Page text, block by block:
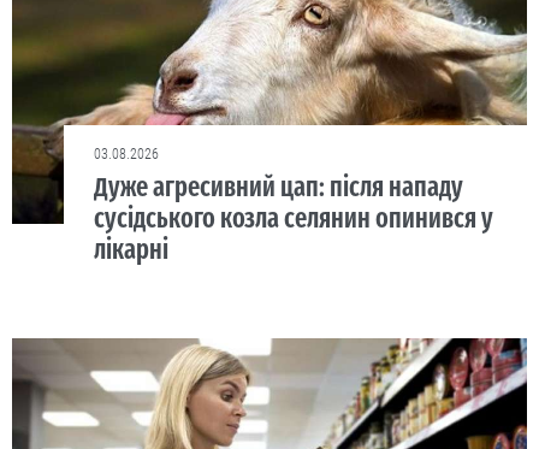
03.08.2026
Дуже агресивний цап: після нападу
сусідського козла селянин опинився у
лікарні